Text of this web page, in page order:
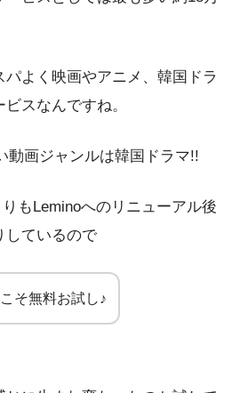
パよく映画やアニメ、韓国ドラ
スなんですね。
動画ジャンルは韓国ドラマ!!
もLeminoへのリニューアル後
しているので
そ無料お試し♪